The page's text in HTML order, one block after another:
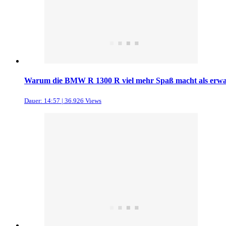
Warum die BMW R 1300 R viel mehr Spaß macht als
Dauer: 14:57 | 36.926 Views